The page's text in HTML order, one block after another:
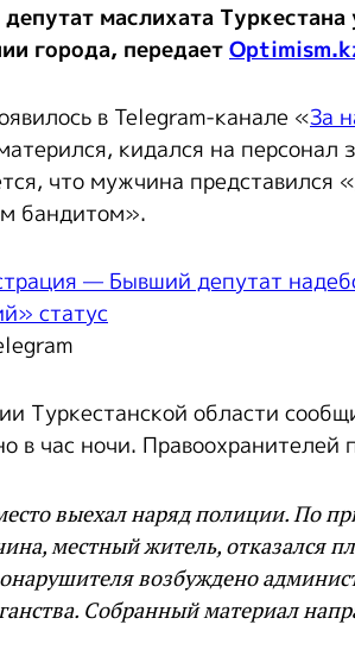
маслихата
города, передает
в Telegram-канале «За
кидался на персонал
что мужчина представился
бандитом».
Туркестанской области
в час ночи.
выехал наряд полиции. По
местный житель, отказался
возбуждено
Собранный материал